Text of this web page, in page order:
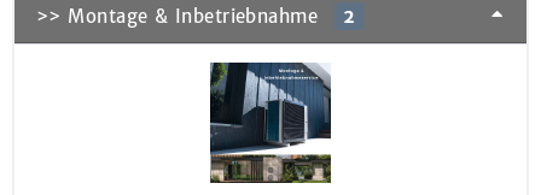
>> Montage & Inbetriebnahme 2